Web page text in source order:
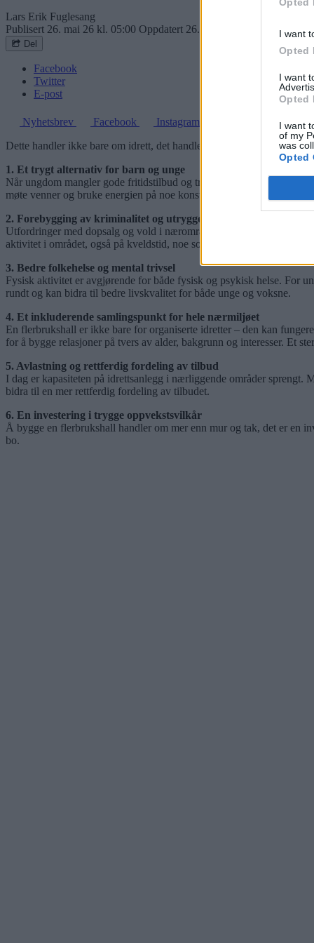
I want
Opted
I want
Opted
I want
of my
was
Opted
Lars Erik Fuglesang
Publisert 26. mai 26 kl. 05:00 Oppdatert 26. mai 26 kl. 10:03
Del
Facebook
Twitter
E-post
Nyhetsbrev Facebook
Instagram
Dette handler ikke bare om idrett, det handler om trygghet,
1. Et trygt alternativ for barn og unge
Når ungdom mangler gode fritidstilbud og trygge møteplasser, øker
møte venner og bruke energien på noe konstruktivt. Organiserte
2. Forebygging av kriminalitet og utrygge miljøer
Utfordringer med dopsalg og vold i nærområdet må tas på alvor.
aktivitet i området, også på kveldstid, noe som i seg selv skaper
3. Bedre folkehelse og mental trivsel
Fysisk aktivitet er avgjørende for både fysisk og psykisk helse. For
rundt og kan bidra til bedre livskvalitet for både unge og voksne.
4. Et inkluderende samlingspunkt for hele nærmiljøet
En flerbrukshall er ikke bare for organiserte idretter – den kan
for å bygge relasjoner på tvers av alder, bakgrunn og interesser. Et
5. Avlastning og rettferdig fordeling av tilbud
I dag er kapasiteten på idrettsanlegg i nærliggende områder
bidra til en mer rettferdig fordeling av tilbudet.
6. En investering i trygge oppvekstsvilkår
Å bygge en flerbrukshall handler om mer enn mur og tak, det er en
bo.